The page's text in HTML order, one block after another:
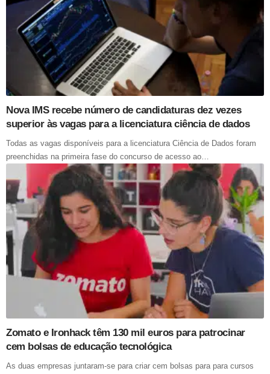
Nova IMS recebe número de candidaturas dez vezes
superior às vagas para a licenciatura ciência de dados
Todas as vagas disponíveis para a licenciatura Ciência de Dados foram
preenchidas na primeira fase do concurso de acesso ao…
Zomato e Ironhack têm 130 mil euros para patrocinar
cem bolsas de educação tecnológica
As duas empresas juntaram-se para criar cem bolsas para para cursos